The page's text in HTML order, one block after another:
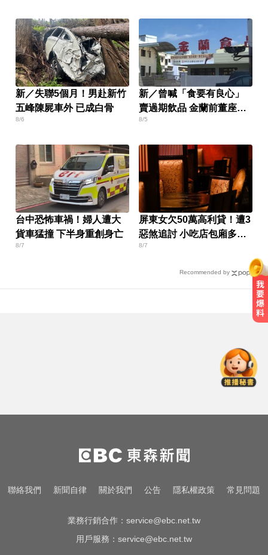
新／失聯5個月！男赴新竹
五峰陳屍車外 已成白骨
8/6
新／曾喊「食要有良心」
賣過期飲品 金蘭前董座遭
求重刑
8/5
台中恐怖車禍！婦人遭大
貨車猛撞 下半身重創身亡
8/7
屏東女欠50萬高利貸！遭3
惡煞追討 小吃店包廂多次
性侵
8/7
Recommended by
率曝 一縣市達59％
慈濟採購BNT疫苗被詐10億！醫：4
年後還陳時中清白
緯創股利2度延發史上首例 金管會
聯絡我們 新聞自律 關於我們 公告 隱私權政策 常見問題
業務行銷合作： service@ebc.net.tw
用戶服務： service@ebc.net.tw